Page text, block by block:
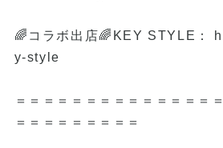
🌈コラボ出店🌈KEY STYLE：
y-style
＝＝＝＝＝＝＝＝＝＝＝＝＝＝
＝＝＝＝＝＝＝＝＝